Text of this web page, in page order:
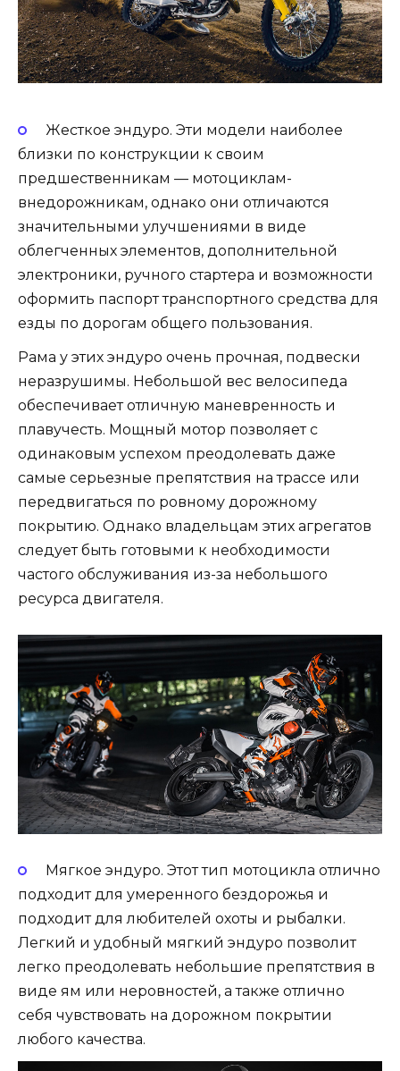
Жесткое эндуро. Эти модели наиболее
близки по конструкции к своим
предшественникам — мотоциклам-
внедорожникам, однако они отличаются
значительными улучшениями в виде
облегченных элементов, дополнительной
электроники, ручного стартера и возможности
оформить паспорт транспортного средства для
езды по дорогам общего пользования.
Рама у этих эндуро очень прочная, подвески
неразрушимы. Небольшой вес велосипеда
обеспечивает отличную маневренность и
плавучесть. Мощный мотор позволяет с
одинаковым успехом преодолевать даже
самые серьезные препятствия на трассе или
передвигаться по ровному дорожному
покрытию. Однако владельцам этих агрегатов
следует быть готовыми к необходимости
частого обслуживания из-за небольшого
ресурса двигателя.
Мягкое эндуро. Этот тип мотоцикла отлично
подходит для умеренного бездорожья и
подходит для любителей охоты и рыбалки.
Легкий и удобный мягкий эндуро позволит
легко преодолевать небольшие препятствия в
виде ям или неровностей, а также отлично
себя чувствовать на дорожном покрытии
любого качества.